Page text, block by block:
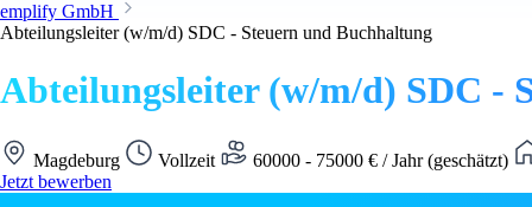
emplify GmbH
Abteilungsleiter (w/m/d) SDC - Steuern und Buchhaltung
Abteilungsleiter (w/m/d) SDC -
Magdeburg Vollzeit
60000 - 75000 € / Jahr (geschätzt)
Jetzt bewerben